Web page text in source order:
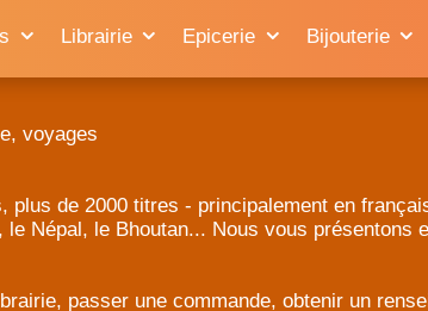
Librairie Epicerie Bijouterie
voyages
de 2000 titres - principalement en
Népal, le Bhoutan... Nous vous
passer une commande, obtenir un